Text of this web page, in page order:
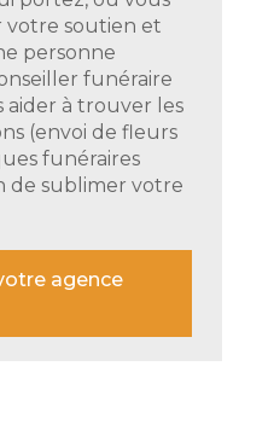
votre soutien et
personne
funéraire
aider à trouver les
(envoi de fleurs
funéraires
de sublimer votre
agence